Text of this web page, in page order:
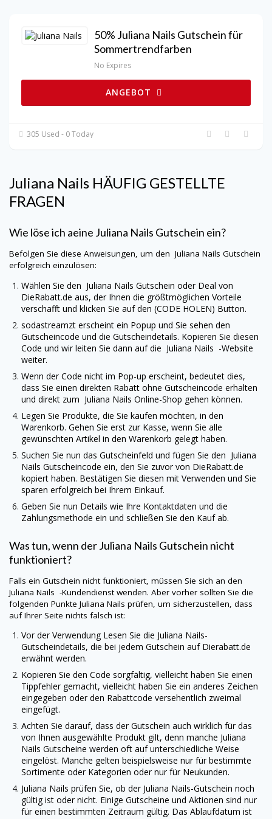
50% Juliana Nails Gutschein für
Sommertrendfarben
No Expires
ANGEBOT
305 Used - 0 Today
Juliana Nails HÄUFIG GESTELLTE
FRAGEN
Wie löse ich aeine Juliana Nails Gutschein ein?
Befolgen Sie diese Anweisungen, um den Juliana Nails Gutschein
erfolgreich einzulösen:
Wählen Sie den Juliana Nails Gutschein oder Deal von
DieRabatt.de aus, der Ihnen die größtmöglichen Vorteile
verschafft und klicken Sie auf den (CODE HOLEN) Button.
sodastreamzt erscheint ein Popup und Sie sehen den
Gutscheincode und die Gutscheindetails. Kopieren Sie diesen
Code und wir leiten Sie dann auf die Juliana Nails -Website
weiter.
Wenn der Code nicht im Pop-up erscheint, bedeutet dies,
dass Sie einen direkten Rabatt ohne Gutscheincode erhalten
und direkt zum Juliana Nails Online-Shop gehen können.
Legen Sie Produkte, die Sie kaufen möchten, in den
Warenkorb. Gehen Sie erst zur Kasse, wenn Sie alle
gewünschten Artikel in den Warenkorb gelegt haben.
Suchen Sie nun das Gutscheinfeld und fügen Sie den Juliana
Nails Gutscheincode ein, den Sie zuvor von DieRabatt.de
kopiert haben. Bestätigen Sie diesen mit Verwenden und Sie
sparen erfolgreich bei Ihrem Einkauf.
Geben Sie nun Details wie Ihre Kontaktdaten und die
Zahlungsmethode ein und schließen Sie den Kauf ab.
Was tun, wenn derJuliana Nails Gutschein nicht
funktioniert?
Falls ein Gutschein nicht funktioniert, müssen Sie sich an den
Juliana Nails -Kundendienst wenden. Aber vorher sollten Sie die
folgenden Punkte Juliana Nails prüfen, um sicherzustellen, dass
auf Ihrer Seite nichts falsch ist:
Vor der Verwendung Lesen Sie die Juliana Nails-
Gutscheindetails, die bei jedem Gutschein auf Dierabatt.de
erwähnt werden.
Kopieren Sie den Code sorgfältig, vielleicht haben Sie einen
Tippfehler gemacht, vielleicht haben Sie ein anderes Zeichen
eingegeben oder den Rabattcode versehentlich zweimal
eingefügt.
Achten Sie darauf, dass der Gutschein auch wirklich für das
von Ihnen ausgewählte Produkt gilt, denn manche Juliana
Nails Gutscheine werden oft auf unterschiedliche Weise
eingelöst. Manche gelten beispielsweise nur für bestimmte
Sortimente oder Kategorien oder nur für Neukunden.
Juliana Nails prüfen Sie, ob der Juliana Nails-Gutschein noch
gültig ist oder nicht. Einige Gutscheine und Aktionen sind nur
für einen bestimmten Zeitraum gültig. Das Ablaufdatum ist